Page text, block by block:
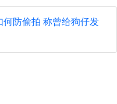
防偷拍 称曾给狗仔发